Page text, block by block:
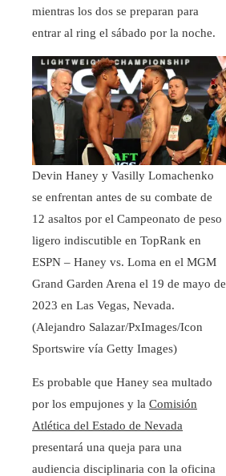
mientras los dos se preparan para
entrar al ring el sábado por la noche.
Devin Haney y Vasilly Lomachenko
se enfrentan antes de su combate de
12 asaltos por el Campeonato de peso
ligero indiscutible en TopRank en
ESPN – Haney vs. Loma en el MGM
Grand Garden Arena el 19 de mayo de
2023 en Las Vegas, Nevada.
(Alejandro Salazar/PxImages/Icon
Sportswire vía Getty Images)
Es probable que Haney sea multado
por los empujones y la Comisión
Atlética del Estado de Nevada
presentará una queja para una
audiencia disciplinaria con la oficina